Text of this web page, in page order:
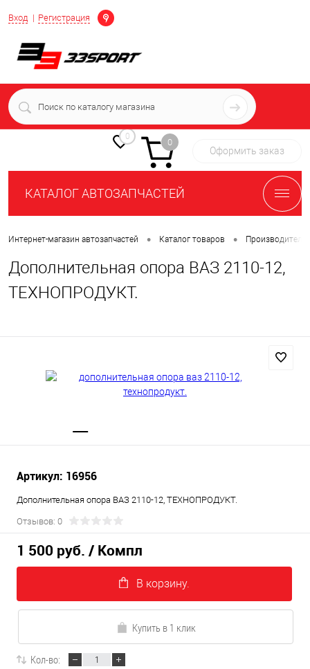
Вход Регистрация
Определение
+7 (939) 716-10-06
пн-пт 7:00-16:00 МСК
0
0
Оформить заказ
КАТАЛОГ АВТОЗАПЧАСТЕЙ
Интернет-магазин автозапчастей • Каталог товаров • Производители
Дополнительная опора ВАЗ 2110-12,
ТЕХНОПРОДУКТ.
Артикул: 16956
Дополнительная опора ВАЗ 2110-12, ТЕХНОПРОДУКТ.
Отзывов: 0
1 500 руб. / Компл
В корзину.
Купить в 1 клик
Кол-во: